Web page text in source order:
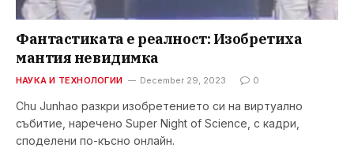
Фантастиката е реалност: Изобретиха
мантия невидимка
НАУКА И ТЕХНОЛОГИИ December 29, 2023 0
Chu Junhao разкри изобретението си на виртуално
събитие, наречено Super Night of Science, с кадри,
споделени по-късно онлайн.